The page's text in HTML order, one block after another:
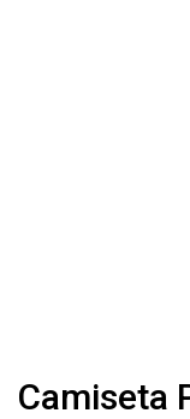
Camiseta